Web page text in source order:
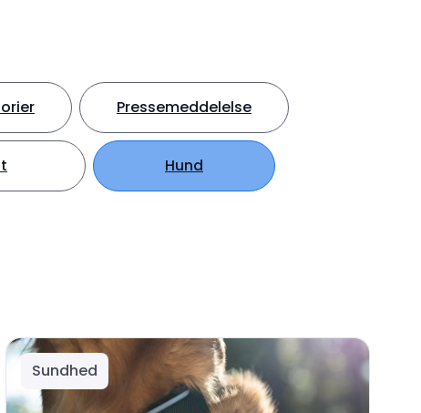
Pressemeddelelse
Hund
Sundhed